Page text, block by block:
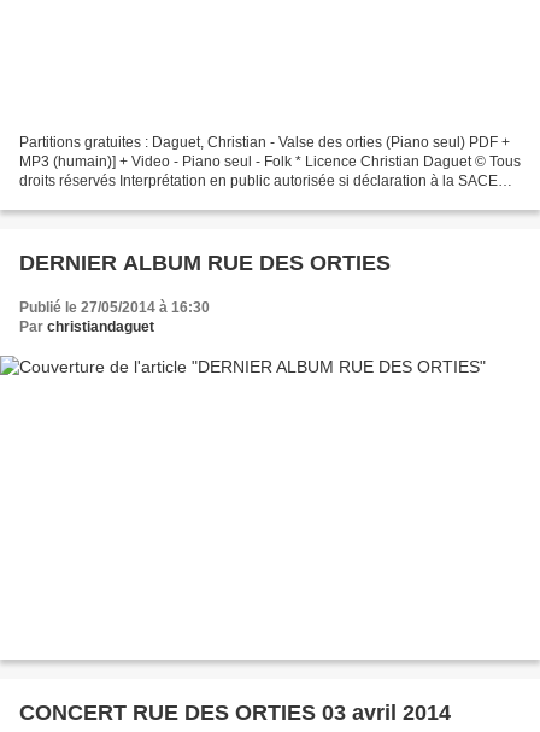
Partitions gratuites : Daguet, Christian - Valse des orties (Piano seul) PDF +
MP3 (humain)] + Video - Piano seul - Folk * Licence Christian Daguet © Tous
droits réservés Interprétation en public autorisée si déclaration à la SACEM.
DERNIER ALBUM RUE DES ORTIES
Publié le 27/05/2014 à 16:30
Par christiandaguet
CONCERT RUE DES ORTIES 03 avril 2014